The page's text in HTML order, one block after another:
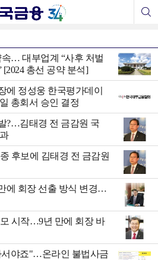
… 대부업계 “사후 처벌
총선 공약 분석]
에 정성웅 한국평가데이
총회서 승인 결정
?…김태경 전 금감원 국
후보에 김태경 전 금감원
에 회장 선출 방식 변경…
시작…9년 만에 회장 바
야죠"…온라인 불법사금